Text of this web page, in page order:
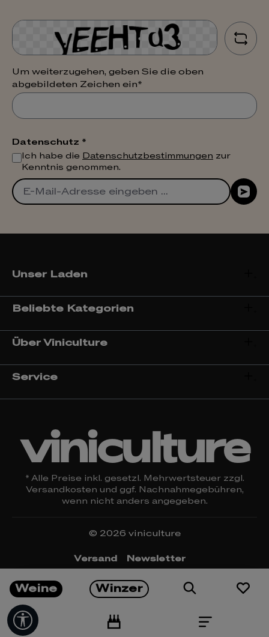
Weine Winzer
Um weiterzugehen, geben Sie die oben
abgebildeten Zeichen ein*
Datenschutz *
Ich habe die Datenschutzbestimmungen zur
Kenntnis genommen.
Unser Laden
Beliebte Kategorien
Über Viniculture
Service
viniculture
* Alle Preise inkl. gesetzl. Mehrwertsteuer zzgl.
Versandkosten und ggf. Nachnahmegebühren,
wenn nicht anders angegeben.
© 2026 viniculture
Versand
Newsletter
Öffnungszeiten & Kontakt
Impressum
Datenschutz
Widerrufsrecht
Cookie Einstellungen
Werkzeugleiste anzeigen